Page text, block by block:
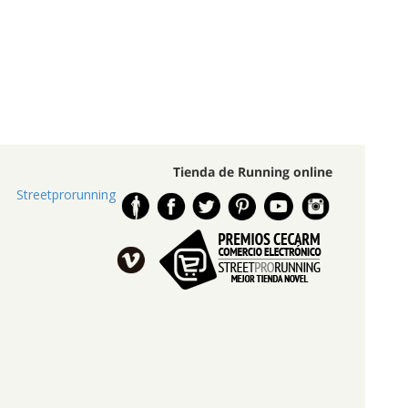
Tienda de Running online
Streetprorunning